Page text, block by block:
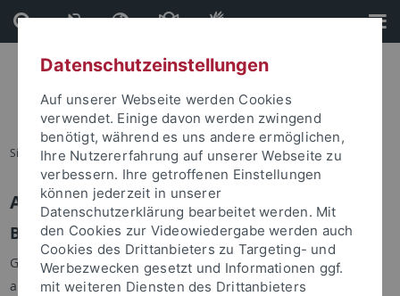
Direkt
zum
Inhalt
Direkt
zur
Fußleiste
Sie sind hier: Startseite
Anmelden
Benutzeranmeldung
Geben Sie Ihren Benutzernamen und Ihr Passwort an um sich
anzumelden:
Datenschutzeinstellungen
Auf unserer Webseite werden Cookies
verwendet. Einige davon werden zwingend
benötigt, während es uns andere ermöglichen,
Ihre Nutzererfahrung auf unserer Webseite zu
verbessern. Ihre getroffenen Einstellungen
können jederzeit in unserer
Datenschutzerklärung bearbeitet werden. Mit
den Cookies zur Videowiedergabe werden auch
Cookies des Drittanbieters zu Targeting- und
Werbezwecken gesetzt und Informationen ggf.
mit weiteren Diensten des Drittanbieters